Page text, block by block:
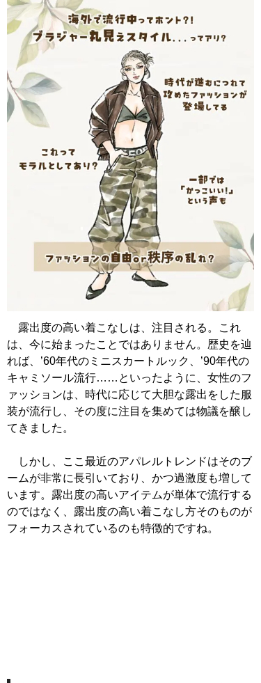
露出度の高い着こなしは、注目される。これ
は、今に始まったことではありません。歴史を辿
れば、’60年代のミニスカートルック、’90年代の
キャミソール流行……といったように、女性のフ
ァッションは、時代に応じて大胆な露出をした服
装が流行し、その度に注目を集めては物議を醸し
てきました。
しかし、ここ最近のアパレルトレンドはそのブ
ームが非常に長引いており、かつ過激度も増して
います。露出度の高いアイテムが単体で流行する
のではなく、露出度の高い着こなし方そのものが
フォーカスされているのも特徴的ですね。